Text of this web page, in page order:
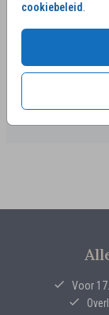
cookiebeleid.
Voor